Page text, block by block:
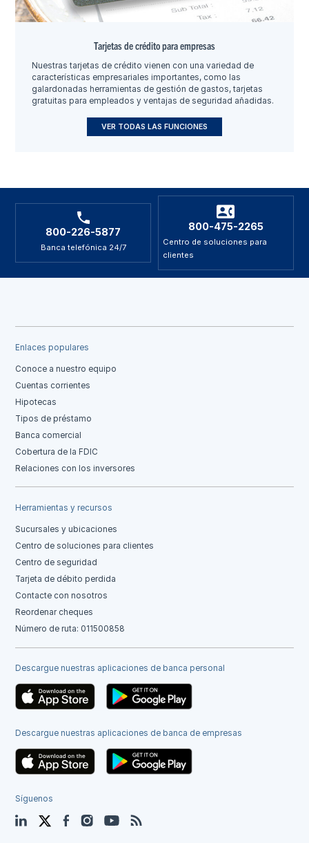
Tarjetas de crédito para empresas
Nuestras tarjetas de crédito vienen con una variedad de
características empresariales importantes, como las
galardonadas herramientas de gestión de gastos, tarjetas
gratuitas para empleados y ventajas de seguridad añadidas.
VER TODAS LAS FUNCIONES
800-226-5877
Banca telefónica 24/7
800-475-2265
Centro de soluciones para
clientes
Enlaces populares
Conoce a nuestro equipo
Cuentas corrientes
Hipotecas
Tipos de préstamo
Banca comercial
Cobertura de la FDIC
Relaciones con los inversores
Herramientas y recursos
Sucursales y ubicaciones
Centro de soluciones para clientes
Centro de seguridad
Tarjeta de débito perdida
Contacte con nosotros
Reordenar cheques
Número de ruta: 011500858
Descargue nuestras aplicaciones de banca personal
Descargue nuestras aplicaciones de banca de empresas
Síguenos
LinkedIn TwitterFacebookInstagramYouTube